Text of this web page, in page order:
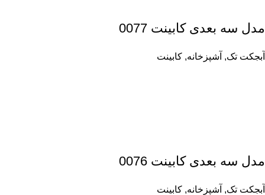
مدل سه بعدی کابینت 0077
آبجکت تک, آشپزخانه, کابینت
مدل سه بعدی کابینت 0076
آبجکت تک, آشپزخانه, کابینت